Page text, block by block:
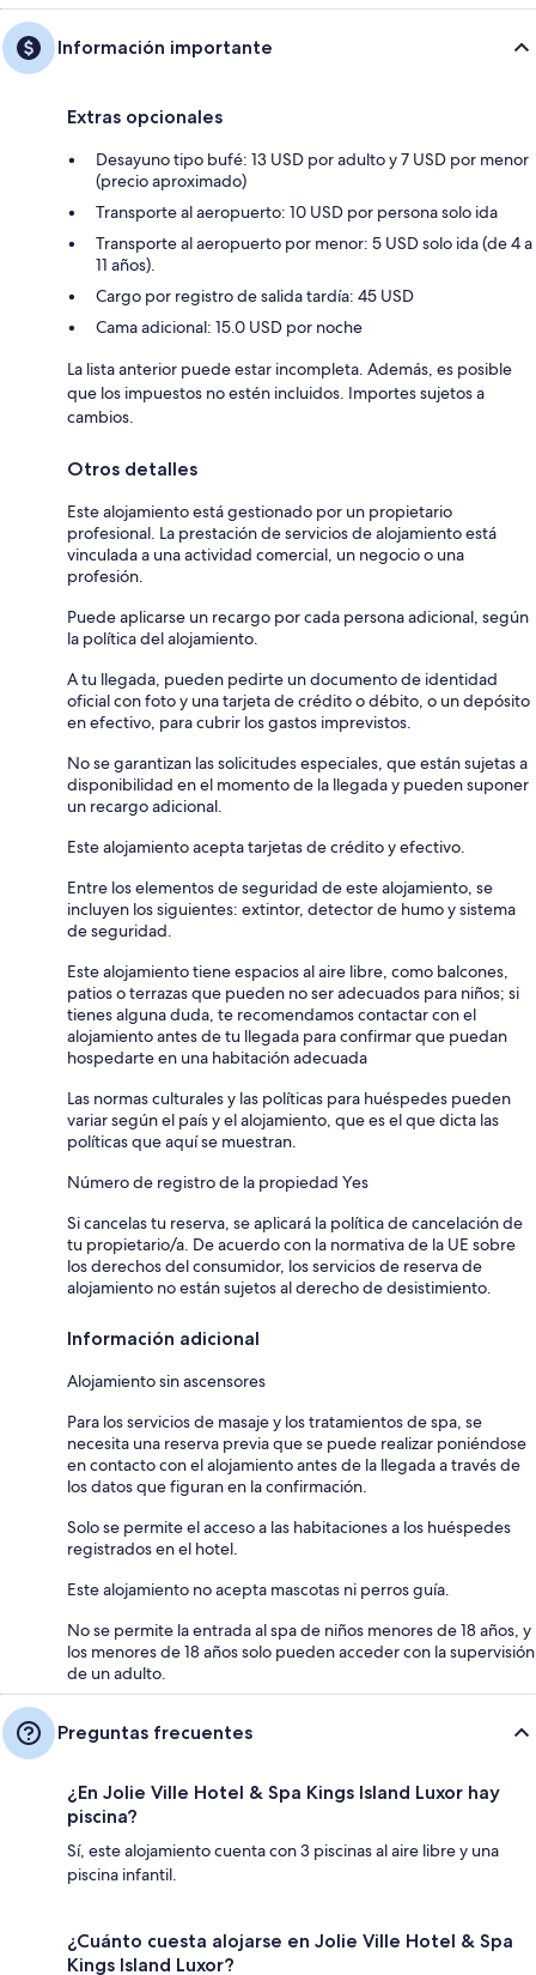
Información importante
Extras opcionales
Desayuno tipo bufé: 13 USD por adulto y 7 USD por menor
(precio aproximado)
Transporte al aeropuerto: 10 USD por persona solo ida
Transporte al aeropuerto por menor: 5 USD solo ida (de 4 a
11 años).
Cargo por registro de salida tardía: 45 USD
Cama adicional: 15.0 USD por noche
La lista anterior puede estar incompleta. Además, es posible
que los impuestos no estén incluidos. Importes sujetos a
cambios.
Otros detalles
Este alojamiento está gestionado por un propietario
profesional. La prestación de servicios de alojamiento está
vinculada a una actividad comercial, un negocio o una
profesión.
Puede aplicarse un recargo por cada persona adicional, según
la política del alojamiento.
A tu llegada, pueden pedirte un documento de identidad
oficial con foto y una tarjeta de crédito o débito, o un depósito
en efectivo, para cubrir los gastos imprevistos.
No se garantizan las solicitudes especiales, que están sujetas a
disponibilidad en el momento de la llegada y pueden suponer
un recargo adicional.
Este alojamiento acepta tarjetas de crédito y efectivo.
Entre los elementos de seguridad de este alojamiento, se
incluyen los siguientes: extintor, detector de humo y sistema
de seguridad.
Este alojamiento tiene espacios al aire libre, como balcones,
patios o terrazas que pueden no ser adecuados para niños; si
tienes alguna duda, te recomendamos contactar con el
alojamiento antes de tu llegada para confirmar que puedan
hospedarte en una habitación adecuada
Las normas culturales y las políticas para huéspedes pueden
variar según el país y el alojamiento, que es el que dicta las
políticas que aquí se muestran.
Número de registro de la propiedad Yes
Si cancelas tu reserva, se aplicará la política de cancelación de
tu propietario/a. De acuerdo con la normativa de la UE sobre
los derechos del consumidor, los servicios de reserva de
alojamiento no están sujetos al derecho de desistimiento.
Información adicional
Alojamiento sin ascensores
Para los servicios de masaje y los tratamientos de spa, se
necesita una reserva previa que se puede realizar poniéndose
en contacto con el alojamiento antes de la llegada a través de
los datos que figuran en la confirmación.
Solo se permite el acceso a las habitaciones a los huéspedes
registrados en el hotel.
Este alojamiento no acepta mascotas ni perros guía.
No se permite la entrada al spa de niños menores de 18 años, y
los menores de 18 años solo pueden acceder con la supervisión
de un adulto.
Preguntas frecuentes
¿En Jolie Ville Hotel & Spa Kings Island Luxor hay
piscina?
Sí, este alojamiento cuenta con 3 piscinas al aire libre y una
piscina infantil.
¿Cuánto cuesta alojarse en Jolie Ville Hotel & Spa
Kings Island Luxor?